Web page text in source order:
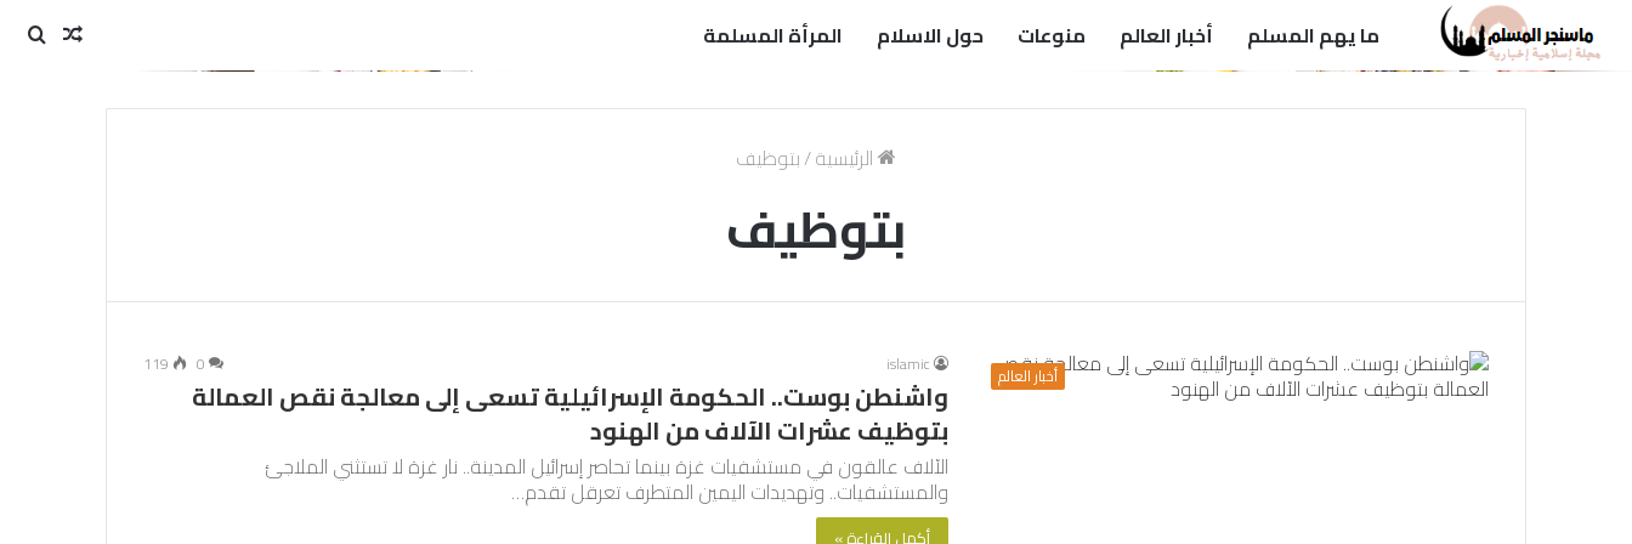
ما يهم المسلم أخبار العالم منوعات حول الاسلام المرأة المسلمة
مقال
الرئيسية/بتوظيف
بتوظيف
أخبار العالم islamic
0
119
واشنطن بوست.. الحكومة الإسرائيلية تسعى إلى معالجة نقص العمالة
بتوظيف عشرات الآلاف من الهنود
الآلاف عالقون في مستشفيات غزة بينما تحاصر إسرائيل المدينة.. نار غزة لا تستثني الملاجئ
والمستشفيات.. وتهديدات اليمين المتطرف تعرقل تقدم…
أكمل القراءة »